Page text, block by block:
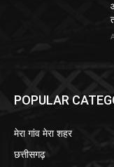
POPULAR
मेरा गांव मेरा शहर
छत्तीसगढ़